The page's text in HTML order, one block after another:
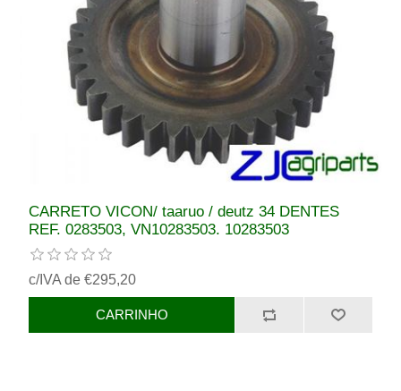
CARRETO VICON/ taaruo / deutz 34 DENTES
REF. 0283503, VN10283503. 10283503
c/IVA de €295,20